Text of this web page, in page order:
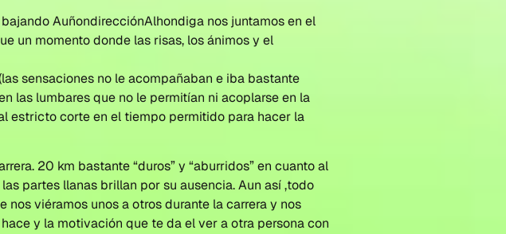
AuñondirecciónAlhondiga nos juntamos en el
un momento donde las risas, los ánimos y el
sensaciones no le acompañaban e iba bastante
las lumbares que no le permitían ni acoplarse en la
estricto corte en el tiempo permitido para hacer la
20 km bastante “duros” y “aburridos” en cuanto al
partes llanas brillan por su ausencia. Aun así ,todo
viéramos unos a otros durante la carrera y nos
y la motivación que te da el ver a otra persona con